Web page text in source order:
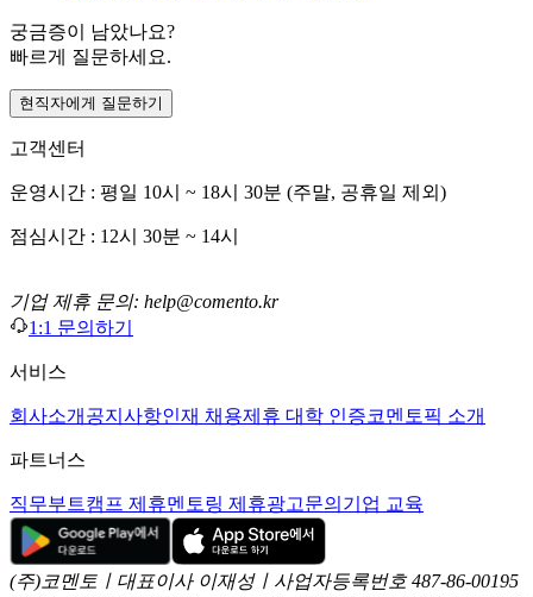
궁금증이 남았나요?
빠르게 질문하세요.
현직자에게 질문하기
고객센터
운영시간 : 평일 10시 ~ 18시 30분 (주말, 공휴일 제외)
점심시간 : 12시 30분 ~ 14시
기업 제휴 문의: help@comento.kr
1:1 문의하기
서비스
회사소개 공지사항인재 채용제휴 대학 인증코멘토픽 소개
파트너스
직무부트캠프 제휴멘토링 제휴광고문의 기업 교육
(주)코멘토ㅣ대표이사 이재성ㅣ사업자등록번호 487-86-00195